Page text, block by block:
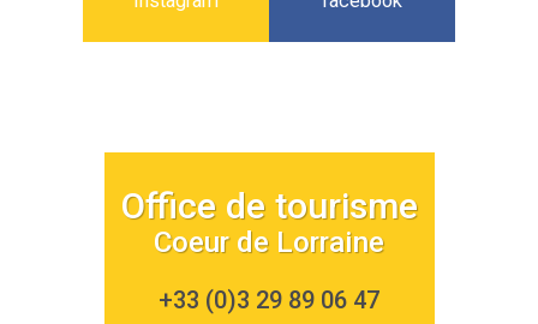
Office de tourisme
Coeur de Lorraine
+33 (0)3 29 89 06 47